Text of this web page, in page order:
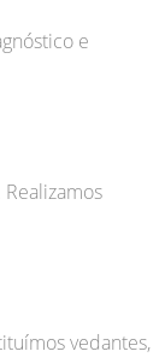
e
vedantes,